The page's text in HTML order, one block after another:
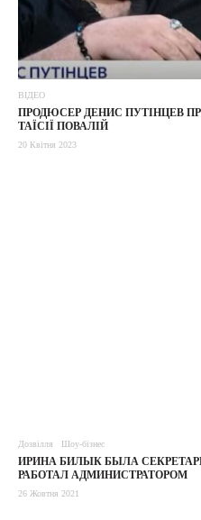
ВІДЕО
ПРОДЮСЕР ДЕНИС ПУТІНЦЕВ
ТАЇСІЇ ПОВАЛІЙ
20 Квітня 2023
Дозвілля Шоу-бізнес
ИРИНА БИЛЫК БЫЛА
РАБОТАЛ АДМИНИСТРАТОРОМ
26 Жовтня 2021